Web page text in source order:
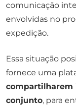
comunicação
envolvidas no
expedição.
Essa situação
fornece uma
compartilharem
conjunto, para